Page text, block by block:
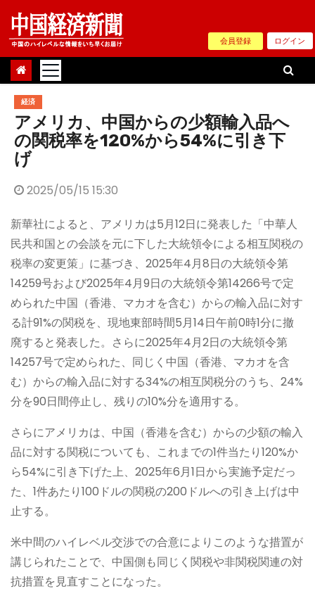
Skip
content
会員登録 ログイン
経済
アメリカ、中国からの少額輸入品へ
の関税率を120%から54%に引き下
げ
2025/05/15 15:30
新華社によると、アメリカは5月12日に発表した「中華人
民共和国との会談を元に下した大統領令による相互関税の
税率の変更策」に基づき、2025年4月8日の大統領令第
14259号および2025年4月9日の大統領令第14266号で定
められた中国（香港、マカオを含む）からの輸入品に対す
る計91%の関税を、現地東部時間5月14日午前0時1分に撤
廃すると発表した。さらに2025年4月2日の大統領令第
14257号で定められた、同じく中国（香港、マカオを含
む）からの輸入品に対する34%の相互関税分のうち、24%
分を90日間停止し、残りの10%分を適用する。
さらにアメリカは、中国（香港を含む）からの少額の輸入
品に対する関税についても、これまでの1件当たり120%か
ら54%に引き下げた上、2025年6月1日から実施予定だっ
た、1件あたり100ドルの関税の200ドルへの引き上げは中
止する。
米中間のハイレベル交渉での合意によりこのような措置が
講じられたことで、中国側も同じく関税や非関税関連の対
抗措置を見直すことになった。